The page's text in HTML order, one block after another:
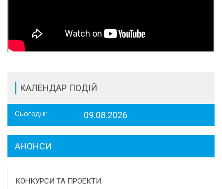
КАЛЕНДАР ПОДІЙ
Сьогодні: 09.08.2026
АНОНСИ
КОНКУРСИ ТА ПРОЕКТИ